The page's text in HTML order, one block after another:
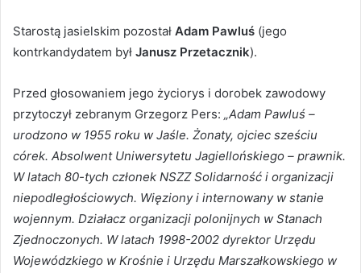
Starostą jasielskim pozostał Adam Pawluś (jego
kontrkandydatem był Janusz Przetacznik).
Przed głosowaniem jego życiorys i dorobek zawodowy
przytoczył zebranym Grzegorz Pers: „Adam Pawluś –
urodzono w 1955 roku w Jaśle. Żonaty, ojciec sześciu
córek. Absolwent Uniwersytetu Jagiellońskiego – prawnik.
W latach 80-tych członek NSZZ Solidarność i organizacji
niepodległościowych. Więziony i internowany w stanie
wojennym. Działacz organizacji polonijnych w Stanach
Zjednoczonych. W latach 1998-2002 dyrektor Urzędu
Wojewódzkiego w Krośnie i Urzędu Marszałkowskiego w